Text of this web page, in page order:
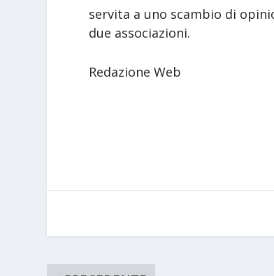
servita a uno scambio di
due associazioni.
Redazione Web